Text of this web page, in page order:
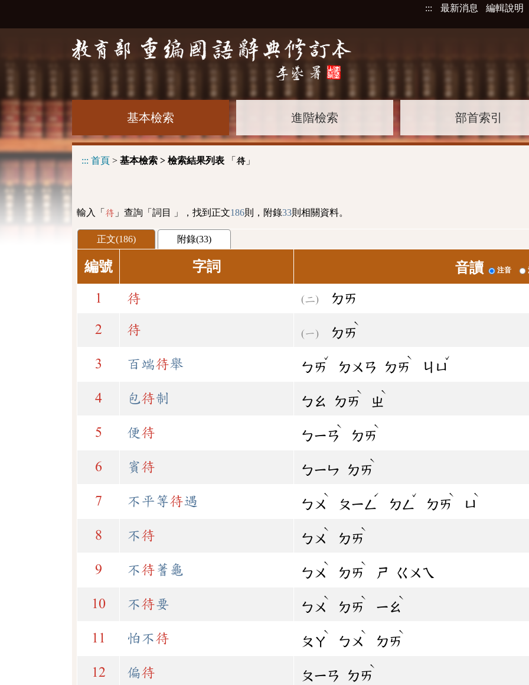
::: 最新消息 編輯說明
基本檢索 進階檢索 部首索引
::: 首頁 > 基本檢索 > 檢索結果列表 「 待 」
輸入「 待 」查詢「詞目 」，找到正文186則，附錄33則相關資料。
正文(186) 附錄(33)
編號 字詞 音讀 注音
1 待 ㄉㄞ
2 待 ㄉㄞ
ˋ
3 百端待舉 ㄅㄞ
ˇ
ㄉㄨㄢ ㄉㄞ
ˋ
ㄐㄩ
ˇ
4 包待制 ㄅㄠ ㄉㄞ
ˋ
ㄓ
ˋ
5 便待 ㄅㄧㄢ
ˋ
ㄉㄞ
ˋ
6 賓待 ㄅㄧㄣ ㄉㄞ
ˋ
7 不平等待遇 ㄅㄨ
ˋ
ㄆㄧㄥ
ˊ
ㄉㄥ
ˇ
ㄉㄞ
ˋ
ㄩ
ˋ
8 不待 ㄅㄨ
ˋ
ㄉㄞ
ˋ
9 不待 蓍龜 ㄅㄨ
ˋ
ㄉㄞ
ˋ
ㄕ ㄍㄨㄟ
10 不待要 ㄅㄨ
ˋ
ㄉㄞ
ˋ
ㄧㄠ
ˋ
11 怕不待 ㄆㄚ
ˋ
ㄅㄨ
ˋ
ㄉㄞ
ˋ
12 偏待 ㄆㄧㄢ ㄉㄞ
ˋ